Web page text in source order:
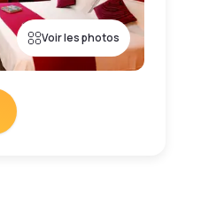
Voir les photos